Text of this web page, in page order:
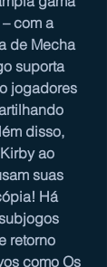
com a
de Mecha
suporta
jogadores
disso,
ao
suas
Há
retorno
como Os